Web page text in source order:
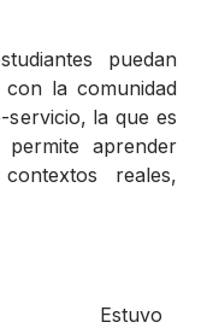
puedan
la comunidad
servicio, la que es
aprender
reales,
Estuvo